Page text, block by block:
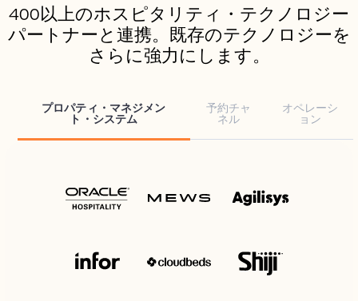
400以上のホスピタリティ・テクノロジー
パートナーと連携。既存のテクノロジーを
さらに強力にします。
プロパティ・マネジメン
ト・システム
予約チャ
ネル
オペレーシ
ョン